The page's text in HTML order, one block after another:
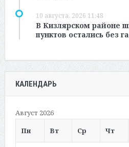
10 августа, 2026 11:48
В Кизлярском районе
пунктов остались без
КАЛЕНДАРЬ
Август 2026
Пн
Вт Ср Чт